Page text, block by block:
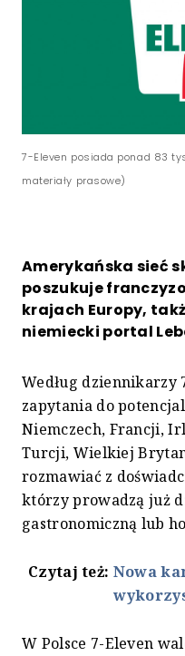
7-Eleven posiada ponad 83
materiały prasowe)
Amerykańska sieć
poszukuje
krajach Europy,
niemiecki portal
Według dziennikarzy
zapytania do
Niemczech, Francji,
Turcji, Wielkiej
rozmawiać z
którzy prowadzą już
gastronomiczną lub
Czytaj też: Nowa
W Polsce 7-Eleven